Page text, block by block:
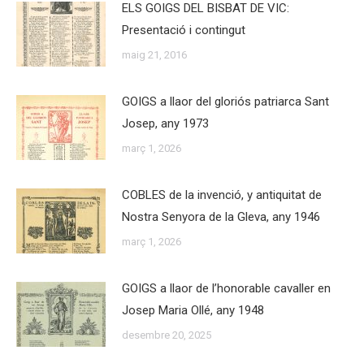
ELS GOIGS DEL BISBAT DE VIC:
Presentació i contingut
maig 21, 2016
GOIGS a llaor del gloriós patriarca Sant
Josep, any 1973
març 1, 2026
COBLES de la invenció, y antiquitat de
Nostra Senyora de la Gleva, any 1946
març 1, 2026
GOIGS a llaor de l’honorable cavaller en
Josep Maria Ollé, any 1948
desembre 20, 2025